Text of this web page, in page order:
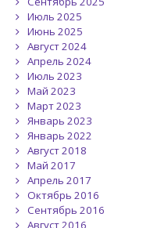
Июль 2025
Июнь 2025
Август 2024
Апрель 2024
Июль 2023
Май 2023
Март 2023
Январь 2023
Январь 2022
Август 2018
Май 2017
Апрель 2017
Октябрь 2016
Сентябрь 2016
Август 2016